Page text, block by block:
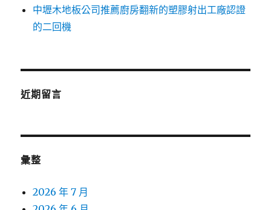
中壢木地板公司推薦廚房翻新的塑膠射出工廠認證
的二回機
近期留言
彙整
2026 年 7 月